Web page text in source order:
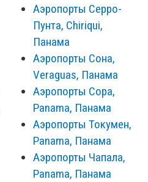
Аэропорты Серро-
Пунта, Chiriqui,
Панама
Аэропорты Сона,
Veraguas, Панама
Аэропорты Сора,
Panama, Панама
Аэропорты Токумен,
Panama, Панама
Аэропорты Чапала,
Panama, Панама